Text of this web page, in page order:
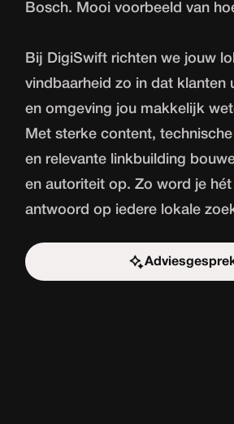
Bosch. Mooi voorbeeld van
Bij DigiSwift richten we jouw
vindbaarheid zo in dat klanten
en omgeving jou makkelijk
Met sterke content,
en relevante linkbuilding
en autoriteit op. Zo word je
antwoord op iedere lokale
Start de